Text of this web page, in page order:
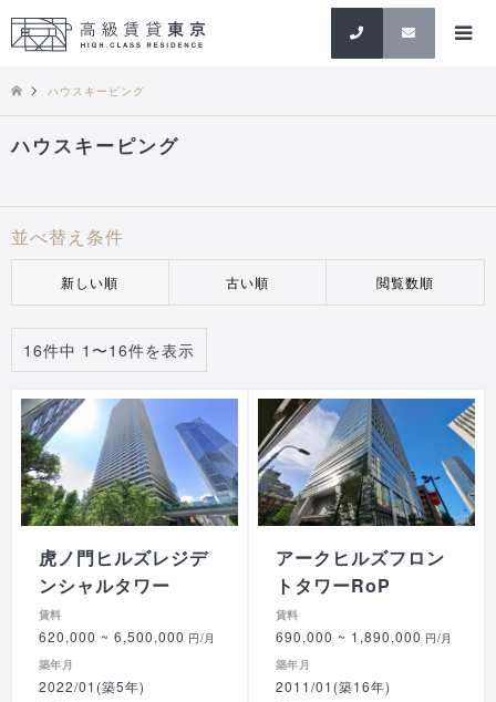
検索
ハウスキーピング
ハウスキーピング
並べ替え条件
新しい順 古い順 閲覧数順
16件中 1〜16件を表示
虎ノ門ヒルズレジデ
ンシャルタワー
賃料
620,000 ~ 6,500,000 円/月
築年月
2022/01(築5年)
アークヒルズフロン
トタワーRoP
賃料
690,000 ~ 1,890,000 円/月
築年月
2011/01(築16年)